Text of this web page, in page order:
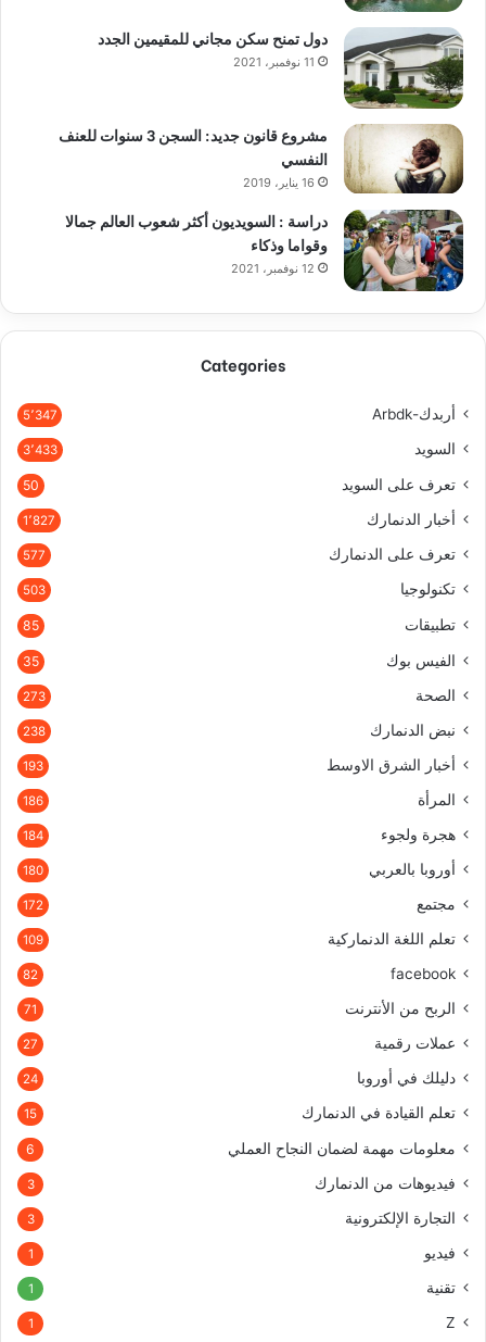
دول تمنح سكن مجاني للمقيمين الجدد
11 نوفمبر، 2021
مشروع قانون جديد: السجن 3 سنوات للعنف
النفسي
16 يناير، 2019
دراسة : السويديون أكثر شعوب العالم جمالا
وقواما وذكاء
12 نوفمبر، 2021
Categories
أربدك-Arbdk 5٬347
السويد 3٬433
تعرف على السويد 50
أخبار الدنمارك 1٬827
تعرف على الدنمارك 577
تكنولوجيا 503
تطبيقات 85
الفيس بوك 35
الصحة 273
نبض الدنمارك 238
أخبار الشرق الاوسط 193
المرأة 186
هجرة ولجوء 184
أوروبا بالعربي 180
مجتمع 172
تعلم اللغة الدنماركية 109
facebook
82
الربح من الأنترنت 71
عملات رقمية 27
دليلك في أوروبا 24
تعلم القيادة في الدنمارك 15
معلومات مهمة لضمان النجاح العملي 6
فيديوهات من الدنمارك 3
التجارة الإلكترونية 3
فيديو 1
تقنية 1
Z
1